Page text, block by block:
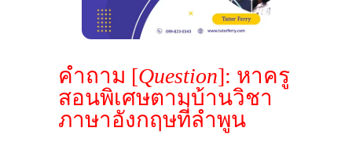
คำถาม [Question]: หาครู
สอนพิเศษตามบ้านวิชา
ภาษาอังกฤษที่ลำพูน